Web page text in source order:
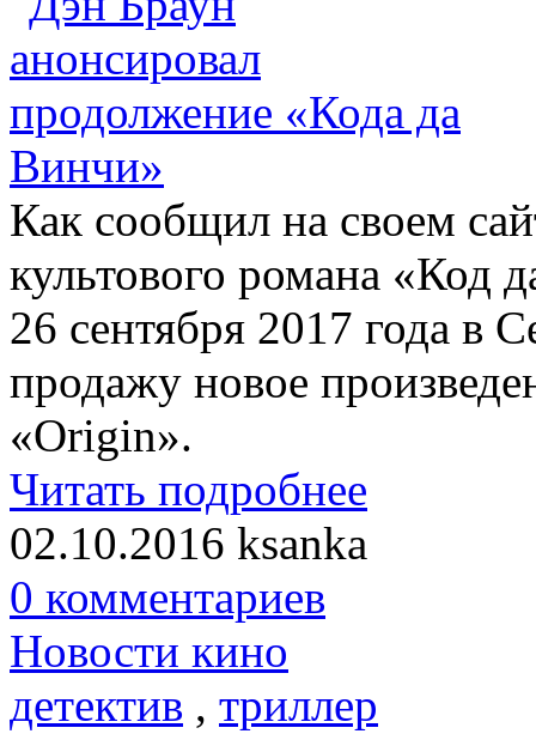
Как сообщил на своем
культового романа «Код
26 сентября 2017 года в
продажу новое
«Origin».
Читать подробнее
02.10.2016 ksanka
0 комментариев
Новости кино
детектив , триллер